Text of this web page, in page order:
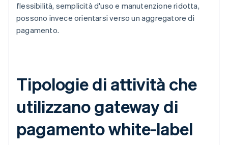
flessibilità, semplicità d'uso e manutenzione ridotta,
possono invece orientarsi verso un aggregatore di
pagamento.
Tipologie di attività che
utilizzano gateway di
pagamento white-label